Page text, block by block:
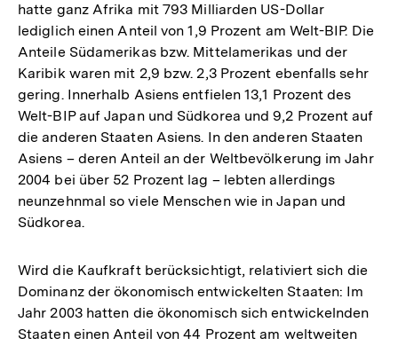
hatte ganz Afrika mit 793 Milliarden US-Dollar
lediglich einen Anteil von 1,9 Prozent am Welt-BIP. Die
Anteile Südamerikas bzw. Mittelamerikas und der
Karibik waren mit 2,9 bzw. 2,3 Prozent ebenfalls sehr
gering. Innerhalb Asiens entfielen 13,1 Prozent des
Welt-BIP auf Japan und Südkorea und 9,2 Prozent auf
die anderen Staaten Asiens. In den anderen Staaten
Asiens – deren Anteil an der Weltbevölkerung im Jahr
2004 bei über 52 Prozent lag – lebten allerdings
neunzehnmal so viele Menschen wie in Japan und
Südkorea.
Wird die Kaufkraft berücksichtigt, relativiert sich die
Dominanz der ökonomisch entwickelten Staaten: Im
Jahr 2003 hatten die ökonomisch sich entwickelnden
Staaten einen Anteil von 44 Prozent am weltweiten